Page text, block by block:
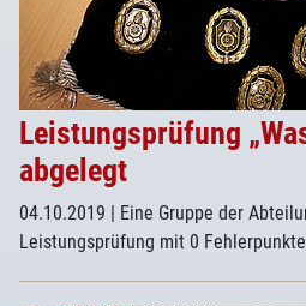
Leistungsprüfung
abgelegt
04.10.2019 | Eine Gruppe der
Leistungsprüfung mit 0